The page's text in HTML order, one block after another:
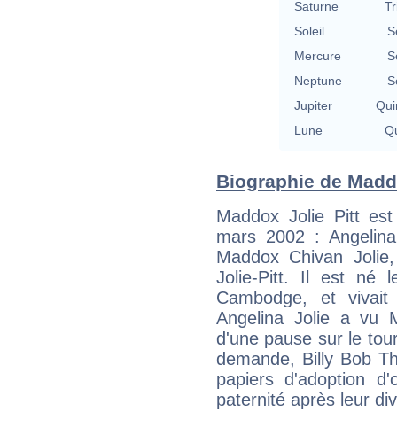
Saturne
Soleil
Mercure
Neptune
Jupiter
Lune
Biographie de
Maddox Jolie Pitt
mars 2002 :
Maddox Chivan
Jolie-Pitt. Il est né
Cambodge, et
Angelina Jolie a vu
d'une pause sur le
demande, Billy Bob
papiers d'adoption
paternité après leur